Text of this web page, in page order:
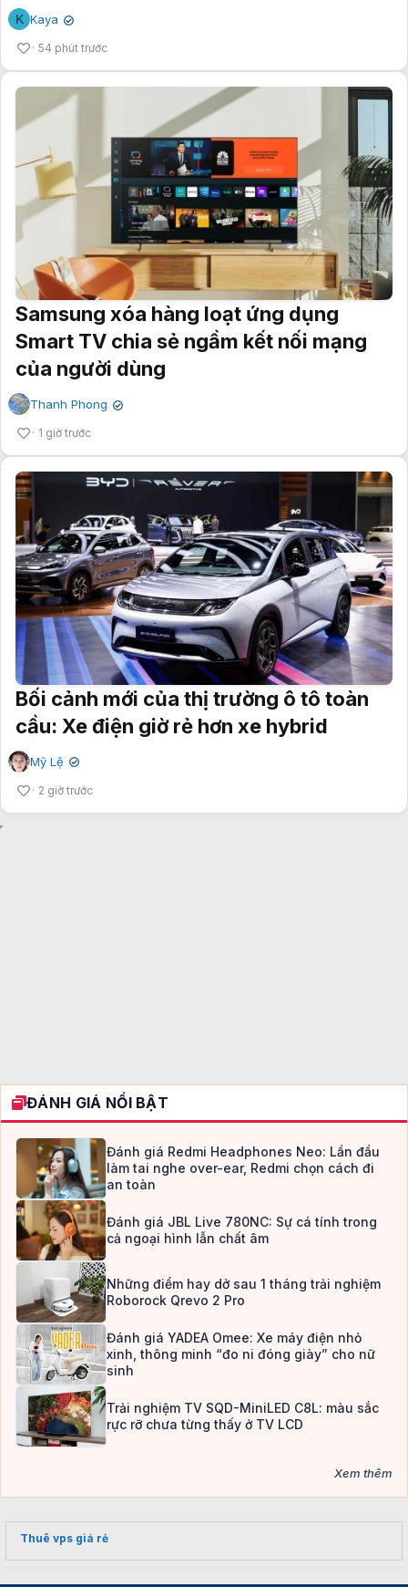
K Kaya ✔
54 phút trước
Samsung xóa hàng loạt ứng dụng
Smart TV chia sẻ ngầm kết nối mạng
của người dùng
Thanh Phong ✔
1 giờ trước
Bối cảnh mới của thị trường ô tô toàn
cầu: Xe điện giờ rẻ hơn xe hybrid
Mỹ Lệ ✔
2 giờ trước
ĐÁNH GIÁ NỔI BẬT
Đánh giá Redmi Headphones Neo: Lần đầu
làm tai nghe over-ear, Redmi chọn cách đi
an toàn
Đánh giá JBL Live 780NC: Sự cá tính trong
cả ngoại hình lẫn chất âm
Những điểm hay dở sau 1 tháng trải nghiệm
Roborock Qrevo 2 Pro
Đánh giá YADEA Omee: Xe máy điện nhỏ
xinh, thông minh “đo ni đóng giày” cho nữ
sinh
Trải nghiệm TV SQD-MiniLED C8L: màu sắc
rực rỡ chưa từng thấy ở TV LCD
Xem thêm
Thuê vps giá rẻ